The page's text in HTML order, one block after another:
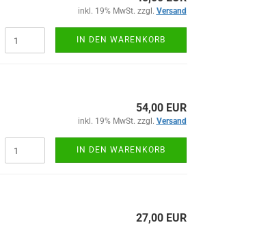
inkl. 19% MwSt. zzgl. Versand
IN DEN WARENKORB
54,00 EUR
inkl. 19% MwSt. zzgl. Versand
IN DEN WARENKORB
27,00 EUR